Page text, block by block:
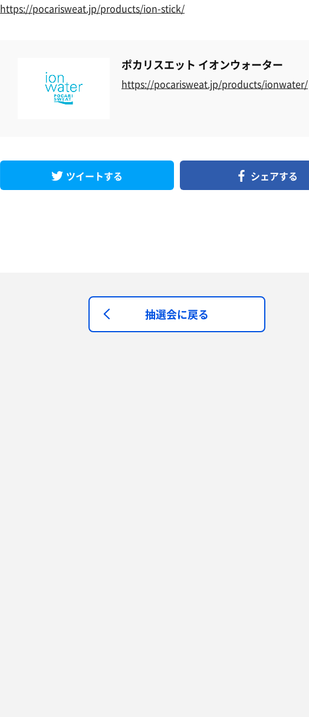
https://pocarisweat.jp/products/ion-stick/
ポカリスエット イオンウォーター
https://pocarisweat.jp/products/ionwater/
ツイートする シェアする
抽選会に戻る